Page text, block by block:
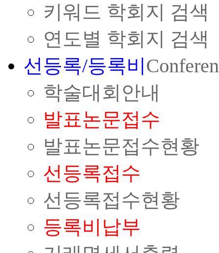
키워드 학회지 검색
연도별 학회지 검색
선등록/등록비
학술대회안내
발표논문접수
발표논문접수현황
선등록접수
선등록접수현황
등록비납부